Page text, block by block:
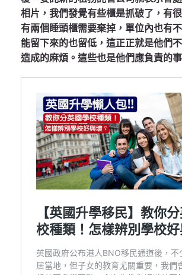
相片，我們發覺有些櫃是抓破了，有
有兩個睡頭櫃需要棄掉，單位內也有
能留下來的也留低，這正正就是他們
造成的麻煩。這些也是他們應負責的事